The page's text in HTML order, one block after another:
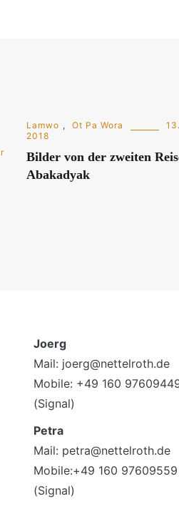
Lamwo , Ot Pa Wora
2018
Bilder von der zweiten
Abakadyak
Joerg
Mail: joerg@nettelroth.de
Mobile: +49 160
(Signal)
Petra
Mail: petra@nettelroth.de
Mobile:+49 160 97609559
(Signal)